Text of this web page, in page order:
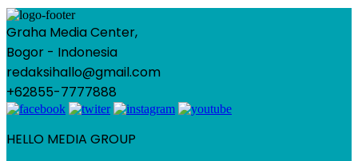
Graha Media Center,
Bogor - Indonesia
redaksihallo@gmail.com
+62855-7777888
HELLO MEDIA GROUP